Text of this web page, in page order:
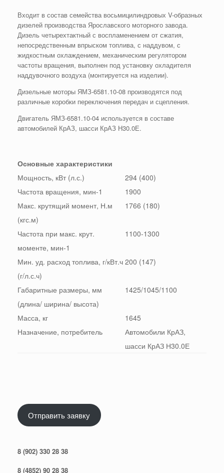
Входит в состав семейства восьмицилиндровых V-образных
дизелей производства Ярославского моторного завода.
Дизель четырехтактный с воспламенением от сжатия,
непосредственным впрыском топлива, с наддувом, с
жидкостным охлаждением, механическим регулятором
частоты вращения, выполнен под установку охладителя
наддувочного воздуха (монтируется на изделии).
Дизельные моторы ЯМЗ-6581.10-08 производятся под
различные коробки переключения передач и сцепления.
Двигатель ЯМЗ-6581.10-04 используется в составе
автомобилей КрАЗ, шасси КрАЗ Н30.0Е.
Основные характеристики
Мощность, кВт (л.с.)
294 (400)
Частота вращения, мин-1
1900
Макс. крутящий момент, Н.м
(кгс.м)
1766 (180)
Частота при макс. крут.
моменте, мин-1
1100-1300
Мин. уд. расход топлива, г/кВт.ч
(г/л.с.ч)
200 (147)
Габаритные размеры, мм
(длина/ ширина/ высота)
1425/1045/1100
Масса, кг
1645
Назначение, потребитель
Автомобили КрАЗ,
шасси КрАЗ Н30.0Е
Отправить заявку
8 (902) 330 28 38
8 (4852) 90 28 38